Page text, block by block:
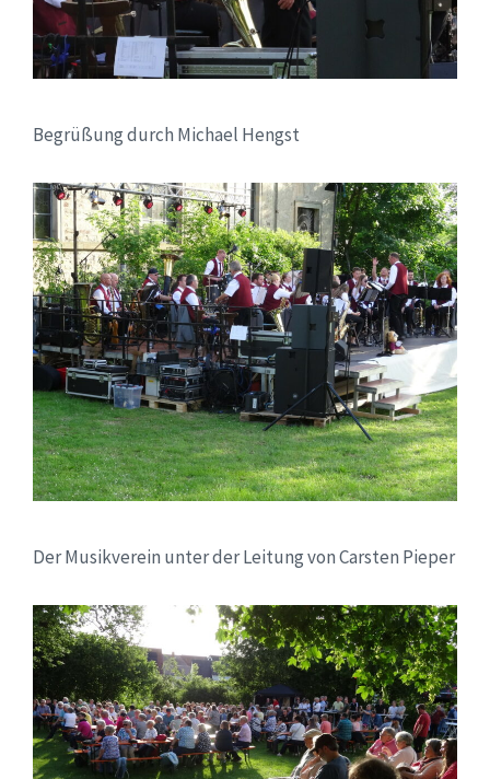
Begrüßung durch Michael Hengst
Der Musikverein unter der Leitung von Carsten Pieper